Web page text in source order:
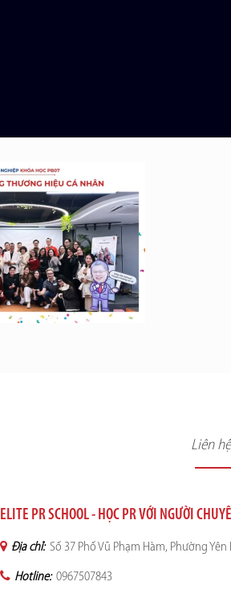
Liên
ELITE PR SCHOOL - HỌC PR VỚI NGƯỜI
Địa chỉ: Số 37 Phố Vũ Phạm Hàm, Phường Yên
Hotline: 0967507843